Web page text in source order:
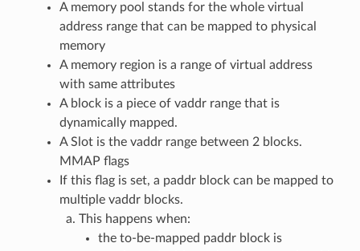
A memory pool stands for the whole virtual
address range that can be mapped to physical
memory
A memory region is a range of virtual address
with same attributes
A block is a piece of vaddr range that is
dynamically mapped.
A Slot is the vaddr range between 2 blocks.
MMAP flags
If this flag is set, a paddr block can be mapped to
multiple vaddr blocks.
This happens when:
the to-be-mapped paddr block is